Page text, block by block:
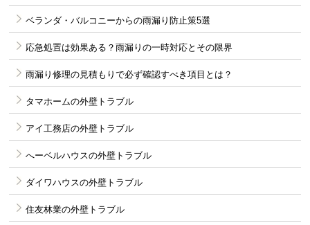
ベランダ・バルコニーからの雨漏り防止策5選
応急処置は効果ある？雨漏りの一時対応とその限界
雨漏り修理の見積もりで必ず確認すべき項目とは？
タマホームの外壁トラブル
アイ工務店の外壁トラブル
へーベルハウスの外壁トラブル
ダイワハウスの外壁トラブル
住友林業の外壁トラブル